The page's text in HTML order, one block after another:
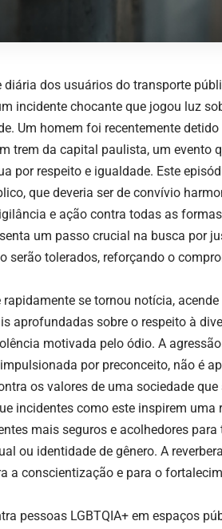
diária dos usuários do transporte
incidente chocante que jogou luz
Um homem foi recentemente
trem da capital paulista, um evento
por respeito e igualdade. Este
que deveria ser de convívio
e ação contra todas as
um passo crucial na busca por
serão tolerados, reforçando o
rapidamente se tornou notícia,
aprofundadas sobre o respeito à
motivada pelo ódio. A
por preconceito, não é
os valores de uma sociedade
incidentes como este inspirem
mais seguros e acolhedores
ou identidade de gênero. A
a conscientização e para o
pessoas LGBTQIA+ em espaços